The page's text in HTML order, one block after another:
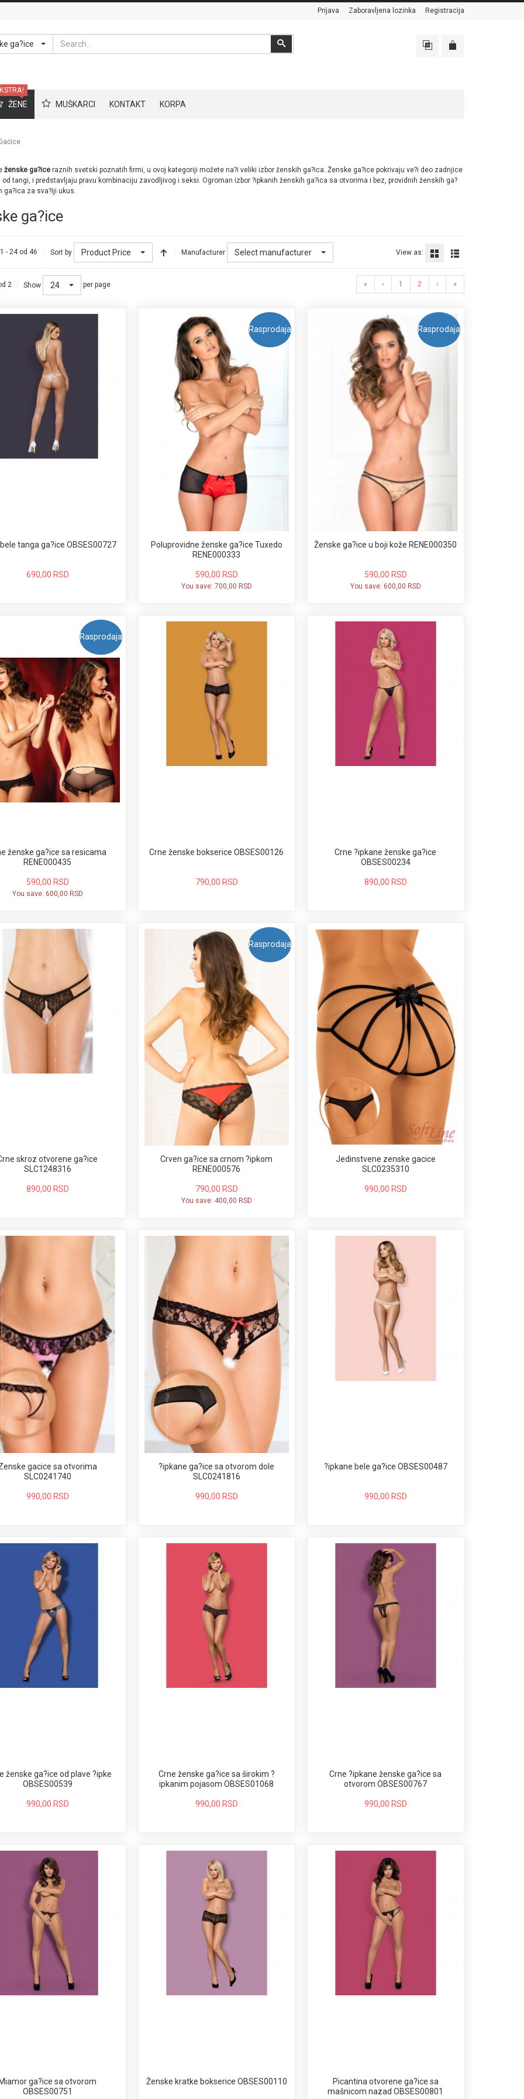
Prijava Zaboravljena lozinka Registracija
ga?ice Search
Search
ŽENE MUŠKARCI KONTAKT KORPA
ženske ga?iceraznih svetski poznatih firmi, u ovoj kategoriji možete na?i veliki izbor ženskih ga?ica. Ženske ga?ice pokrivaju ve?i deo zadnjice
tangi, i predstavljaju pravu kombinaciju zavodljivog i seksi. Ogroman izbor ?ipkanih ženskih ga?ica sa otvorima i bez, providnih ženskih ga?
ga?ica za sva?iji ukus.
ga?ice
- 24 od 46 Sort by Product Price Manufacturer Select manufacturer View as:
2 Show 24 per page « ‹ 1 2 › »
tanga ga?ice OBSES00727
690,00 RSD
Rasprodaja
Poluprovidne ženske ga?ice Tuxedo
RENE000333
590,00 RSD
You save: 700,00 RSD
Rasprodaja
Ženske ga?ice u boji kože RENE000350
590,00 RSD
You save: 600,00 RSD
Rasprodaja
ženske ga?ice sa resicama
RENE000435
590,00 RSD
You save: 600,00 RSD
Crne ženske bokserice OBSES00126
790,00 RSD
Crne ?ipkane ženske ga?ice
OBSES00234
890,00 RSD
skroz otvorene ga?ice
SLC1248316
890,00 RSD
Rasprodaja
Crven ga?ice sa crnom ?ipkom
RENE000576
790,00 RSD
You save: 400,00 RSD
Jedinstvene zenske gacice
SLC0235310
990,00 RSD
gacice sa otvorima
SLC0241740
990,00 RSD
?ipkane ga?ice sa otvorom dole
SLC0241816
990,00 RSD
?ipkane bele ga?ice OBSES00487
990,00 RSD
ženske ga?ice od plave ?ipke
OBSES00539
990,00 RSD
Crne ženske ga?ice sa širokim ?
ipkanim pojasom OBSES01068
990,00 RSD
Crne ?ipkane ženske ga?ice sa
otvorom OBSES00767
990,00 RSD
ga?ice sa otvorom
OBSES00751
Ženske kratke bokserice OBSES00110
Picantina otvorene ga?ice sa
mašnicom nazad OBSES00801